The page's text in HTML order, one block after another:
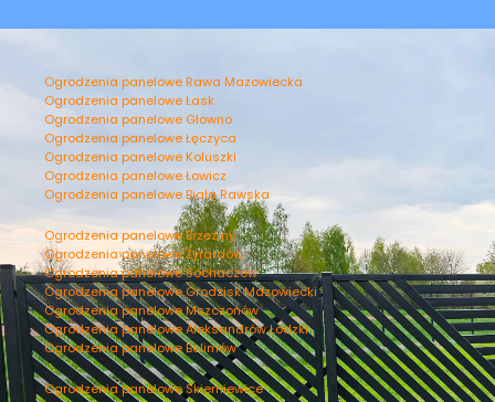
Ogrodzenia panelowe Rawa Mazowiecka
Ogrodzenia panelowe Łask
Ogrodzenia panelowe Głowno
Ogrodzenia panelowe Łęczyca
Ogrodzenia panelowe Koluszki
Ogrodzenia panelowe Łowicz
Ogrodzenia panelowe Biała Rawska
Ogrodzenia panelowe Brzeziny
Ogrodzenia panelowe Żyrardów
Ogrodzenia panelowe Sochaczew
Ogrodzenia panelowe Grodzisk Mazowiecki
Ogrodzenia panelowe Mszczonów
Ogrodzenia panelowe Aleksandrów Łódzki
Ogrodzenia panelowe Bolimów
Ogrodzenia panelowe Skierniewice